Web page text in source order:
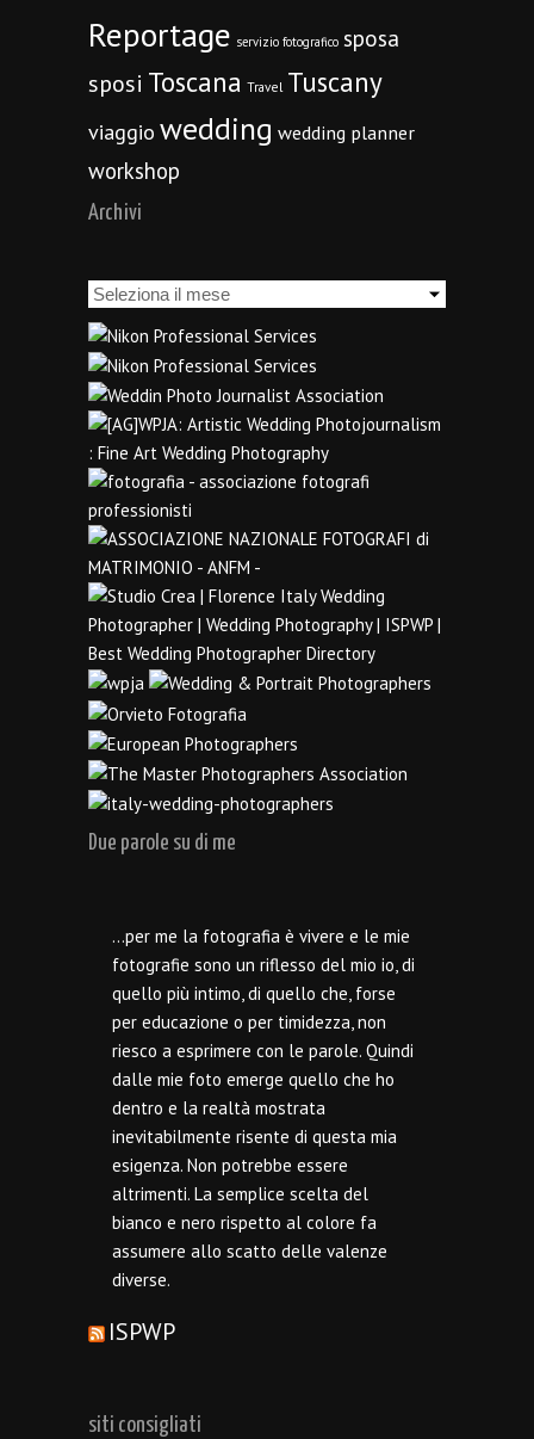
Reportage servizio fotografico sposa
sposi Toscana Travel Tuscany
viaggio wedding wedding planner
workshop
Archivi
Archivi
Due parole su di me
…per me la fotografia è vivere e le mie
fotografie sono un riflesso del mio io, di
quello più intimo, di quello che, forse
per educazione o per timidezza, non
riesco a esprimere con le parole. Quindi
dalle mie foto emerge quello che ho
dentro e la realtà mostrata
inevitabilmente risente di questa mia
esigenza. Non potrebbe essere
altrimenti. La semplice scelta del
bianco e nero rispetto al colore fa
assumere allo scatto delle valenze
diverse.
ISPWP
siti consigliati